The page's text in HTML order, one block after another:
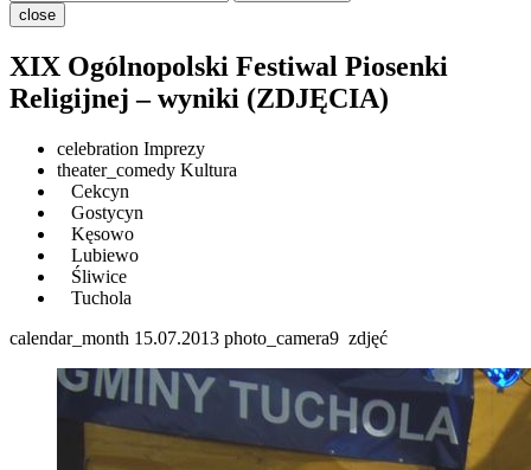
close
XIX Ogólnopolski Festiwal Piosenki
Religijnej – wyniki (ZDJĘCIA)
celebration Imprezy
theater_comedy Kultura
Cekcyn
Gostycyn
Kęsowo
Lubiewo
Śliwice
Tuchola
calendar_month 15.07.2013 photo_camera9 zdjęć